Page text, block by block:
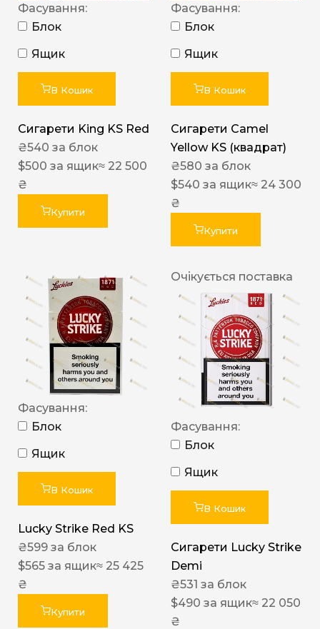
Фасування:
Блок
Ящик
В Кошик
Сигарети King KS Red
₴540 за блок
$500 за ящик≈ 22 500
₴
Купити
Фасування:
Блок
Ящик
В Кошик
Сигарети Camel
Yellow KS (квадрат)
₴580 за блок
$540 за ящик≈ 24 300
₴
Купити
Фасування:
Блок
Ящик
В Кошик
Lucky Strike Red KS
₴599 за блок
$565 за ящик≈ 25 425
₴
Купити
Очікується поставка
Фасування:
Блок
Ящик
В Кошик
Сигарети Lucky Strike
Demi
₴531 за блок
$490 за ящик≈ 22 050
₴